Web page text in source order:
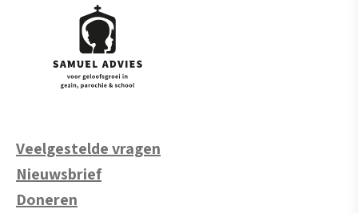
Veelgestelde vragen
Nieuwsbrief
Doneren